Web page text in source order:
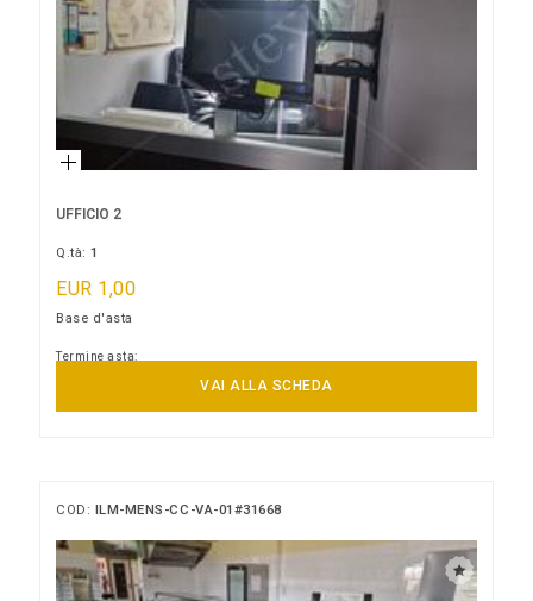
UFFICIO 2
Q.tà:1
EUR 1,00
Base d'asta
Termine asta:
VAI ALLA SCHEDA
COD: ILM-MENS-CC-VA-01#31668